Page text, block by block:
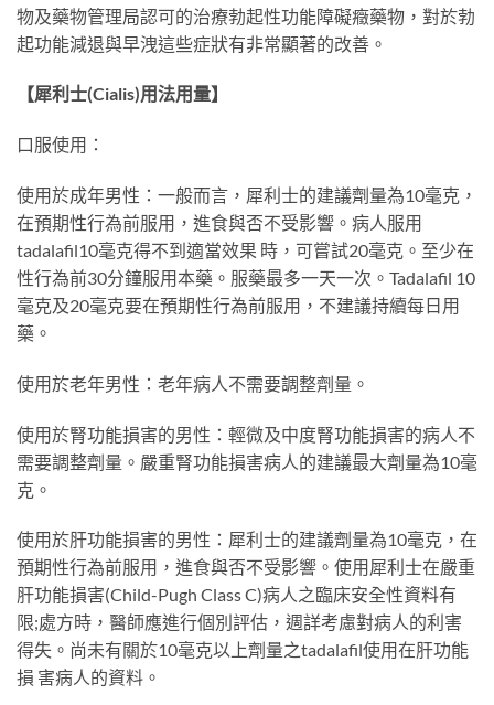
物及藥物管理局認可的治療勃起性功能障礙癥藥物，對於勃
起功能減退與早洩這些症狀有非常顯著的改善。
【犀利士(Cialis)用法用量】
口服使用：
使用於成年男性：一般而言，犀利士的建議劑量為10毫克，
在預期性行為前服用，進食與否不受影響。病人服用
tadalafil10毫克得不到適當效果 時，可嘗試20毫克。至少在
性行為前30分鐘服用本藥。服藥最多一天一次。Tadalafil 10
毫克及20毫克要在預期性行為前服用，不建議持續每日用
藥。
使用於老年男性：老年病人不需要調整劑量。
使用於腎功能損害的男性：輕微及中度腎功能損害的病人不
需要調整劑量。嚴重腎功能損害病人的建議最大劑量為10毫
克。
使用於肝功能損害的男性：犀利士的建議劑量為10毫克，在
預期性行為前服用，進食與否不受影響。使用犀利士在嚴重
肝功能損害(Child-Pugh Class C)病人之臨床安全性資料有
限;處方時，醫師應進行個別評估，週詳考慮對病人的利害
得失。尚未有關於10毫克以上劑量之tadalafil使用在肝功能
損 害病人的資料。